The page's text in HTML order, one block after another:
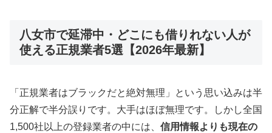
八女市で延滞中・どこにも借りれない人が
使える正規業者5選【2026年最新】
「正規業者はブラックだと絶対無理」という思い込みは半
分正解で半分誤りです。大手はほぼ無理です。しかし全国
1,500社以上の登録業者の中には、 信用情報よりも現在の